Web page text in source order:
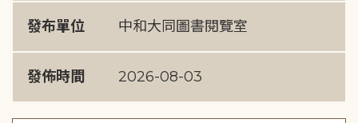
發布單位 中和大同圖書閱覽室
發佈時間 2026-08-03